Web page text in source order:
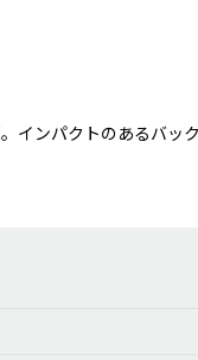
インパクトのあるバ